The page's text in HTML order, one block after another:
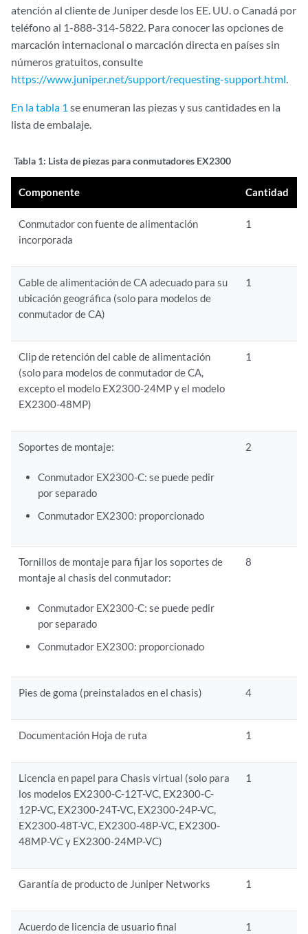
atención al cliente de Juniper desde los EE. UU. o Canadá por
teléfono al 1-888-314-5822. Para conocer las opciones de
marcación internacional o marcación directa en países sin
números gratuitos, consulte
https://www.juniper.net/support/requesting-support.html.
En la tabla 1 se enumeran las piezas y sus cantidades en la
lista de embalaje.
Tabla 1: Lista de piezas para conmutadores EX2300
Componente Cantidad
Conmutador con fuente de alimentación
incorporada
1
Cable de alimentación de CA adecuado para su
ubicación geográfica (solo para modelos de
conmutador de CA)
1
Clip de retención del cable de alimentación
(solo para modelos de conmutador de CA,
excepto el modelo EX2300-24MP y el modelo
EX2300-48MP)
1
Soportes de montaje:
Conmutador EX2300-C: se puede pedir
por separado
Conmutador EX2300: proporcionado
2
Tornillos de montaje para fijar los soportes de
montaje al chasis del conmutador:
Conmutador EX2300-C: se puede pedir
por separado
Conmutador EX2300: proporcionado
8
Pies de goma (preinstalados en el chasis) 4
Documentación Hoja de ruta 1
Licencia en papel para Chasis virtual (solo para
los modelos EX2300-C-12T-VC, EX2300-C-
12P-VC, EX2300-24T-VC, EX2300-24P-VC,
EX2300-48T-VC, EX2300-48P-VC, EX2300-
48MP-VC y EX2300-24MP-VC)
1
Garantía de producto de Juniper Networks 1
Acuerdo de licencia de usuario final 1